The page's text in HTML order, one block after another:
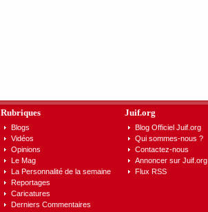
Rubriques
Blogs
Vidéos
Opinions
Le Mag
La Personnalité de la semaine
Reportages
Caricatures
Derniers Commentaires
Juif.org
Blog Officiel Juif.org
Qui sommes-nous ?
Contactez-nous
Annoncer sur Juif.org
Flux RSS